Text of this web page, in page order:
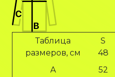
Таблица
размеров, см
S
48
A
52